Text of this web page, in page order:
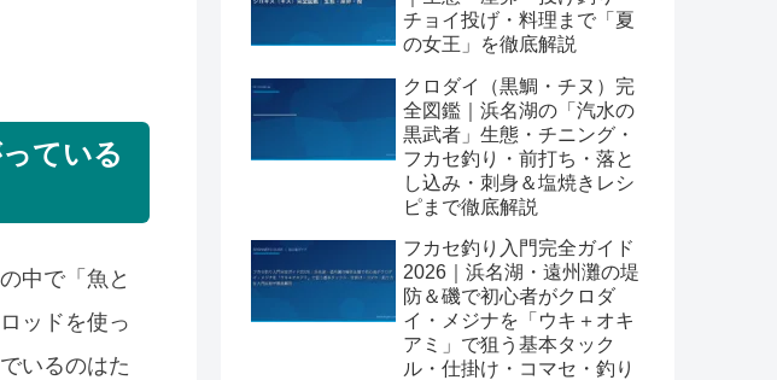
ている
中で「魚と
ッドを使っ
いるのはた
チョイ投げ・料理まで「夏
の女王」を徹底解説
クロダイ（黒鯛・チヌ）完
全図鑑｜浜名湖の「汽水の
黒武者」生態・チニング・
フカセ釣り・前打ち・落と
し込み・刺身＆塩焼きレシ
ピまで徹底解説
フカセ釣り入門完全ガイド
2026｜浜名湖・遠州灘の堤
防＆磯で初心者がクロダ
イ・メジナを「ウキ＋オキ
アミ」で狙う基本タック
ル・仕掛け・コマセ・釣り